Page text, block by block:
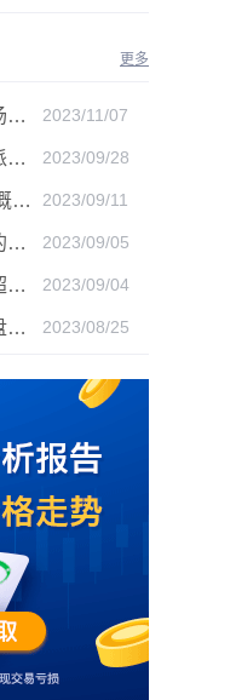
更多
AvaTrade：劳动力市场宽松，黄金下跌 2023/11/07
AvaTrade：美联储鹰派言论，黄金价格小幅度波动 2023/09/28
AvaTrade:美联储加息概率上升，黄金震荡短期压力 2023/09/11
AvaTrade：经济复苏的刺激下，黄金保持震荡继续走跌 2023/09/05
AvaTrade：非农市场超过预期，黄金价格震荡 2023/09/04
AvaTrade：黄金价格盘内开启窄幅慢跌行情 2023/08/25